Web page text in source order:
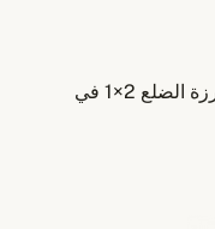
حافة الكم بطول 7 سم وتم استخدام غرزة الضلع 2×1 في